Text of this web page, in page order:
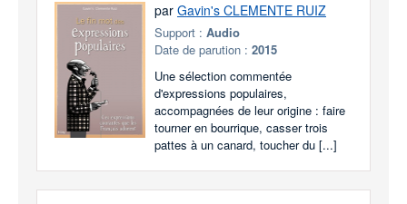
par Gavin's CLEMENTE RUIZ
Support : Audio
Date de parution : 2015
Une sélection commentée
d'expressions populaires,
accompagnées de leur origine : faire
tourner en bourrique, casser trois
pattes à un canard, toucher du [...]